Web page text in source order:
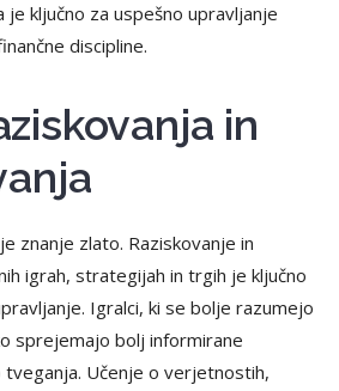
ključno za uspešno upravljanje
discipline.
in
znanje zlato. Raziskovanje in
igrah, strategijah in trgih je ključno
Igralci, ki se bolje razumejo
sprejemajo bolj informirane
Učenje o verjetnostih,